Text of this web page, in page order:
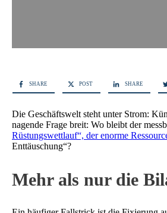
SHARE POST SHARE
Die Geschäftswelt steht unter Strom:
nagende Frage breit: Wo bleibt der
Rüstungswettlauf“, der enorme
Enttäuschung“?
Mehr als nur die